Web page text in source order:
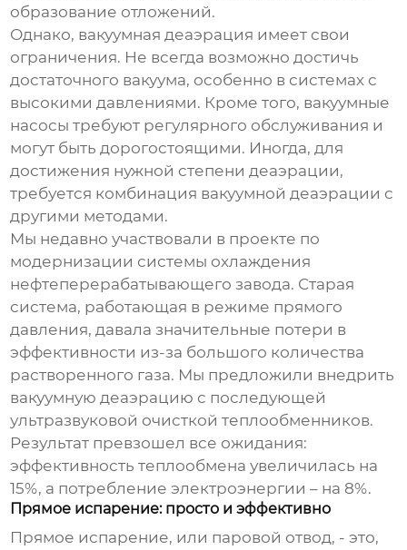
образование отложений.
Однако, вакуумная деаэрация имеет свои
ограничения. Не всегда возможно достичь
достаточного вакуума, особенно в системах с
высокими давлениями. Кроме того, вакуумные
насосы требуют регулярного обслуживания и
могут быть дорогостоящими. Иногда, для
достижения нужной степени деаэрации,
требуется комбинация вакуумной деаэрации с
другими методами.
Мы недавно участвовали в проекте по
модернизации системы охлаждения
нефтеперерабатывающего завода. Старая
система, работающая в режиме прямого
давления, давала значительные потери в
эффективности из-за большого количества
растворенного газа. Мы предложили внедрить
вакуумную деаэрацию с последующей
ультразвуковой очисткой теплообменников.
Результат превзошел все ожидания:
эффективность теплообмена увеличилась на
15%, а потребление электроэнергии – на 8%.
Прямое испарение: просто и эффективно
Прямое испарение, или паровой отвод, - это,